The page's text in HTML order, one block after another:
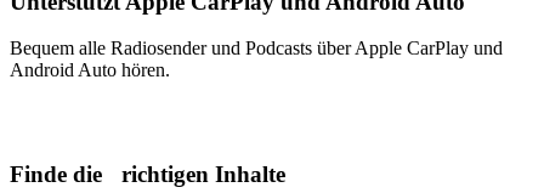
Bequem alle Radiosender und Podcasts über Apple CarPlay und
Android Auto hören.
Finde die richtigen Inhalte